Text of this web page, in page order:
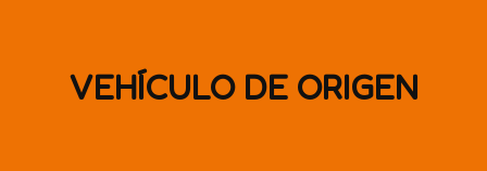
VEHÍCULO DE ORIGEN